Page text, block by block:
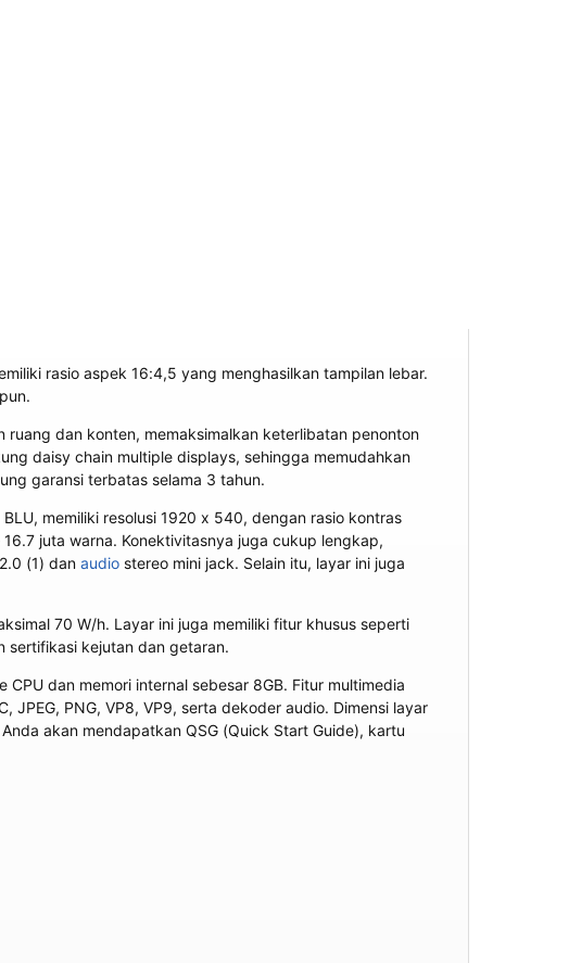
rasio aspek 16:4,5 yang menghasilkan tampilan lebar.
dan konten, memaksimalkan keterlibatan penonton
daisy chain multiple displays, sehingga memudahkan
garansi terbatas selama 3 tahun.
memiliki resolusi 1920 x 540, dengan rasio kontras
juta warna. Konektivitasnya juga cukup lengkap,
(1) dan audio stereo mini jack. Selain itu, layar ini juga
70 W/h. Layar ini juga memiliki fitur khusus seperti
sertifikasi kejutan dan getaran.
dan memori internal sebesar 8GB. Fitur multimedia
JPEG, PNG, VP8, VP9, serta dekoder audio. Dimensi layar
akan mendapatkan QSG (Quick Start Guide), kartu